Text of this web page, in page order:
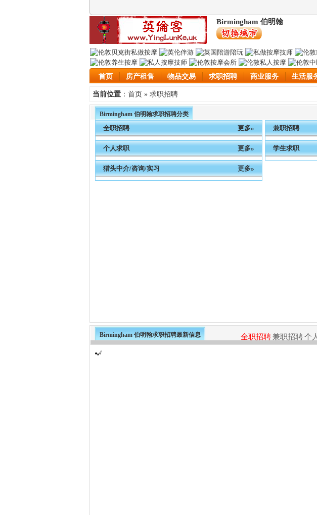
Birmingham 伯明翰
首页 房产租售 物品交易 求职招聘 商业服务 生活服
当前位置 ： 首页 » 求职招聘
Birmingham 伯明翰求职招聘分类
全职招聘 更多» 兼职招聘
个人求职 更多» 学生求职
猎头中介/咨询/实习 更多»
Birmingham 伯明翰求职招聘最新信息 全职招聘兼职招聘个